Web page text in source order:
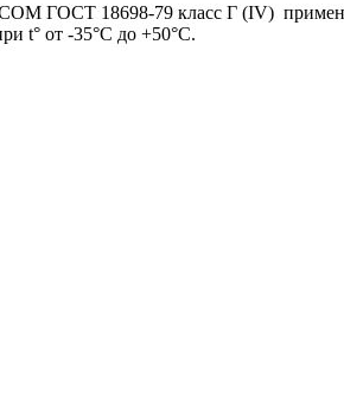
79 класс Г (IV) применяются в
t° от -35°С до +50°С.